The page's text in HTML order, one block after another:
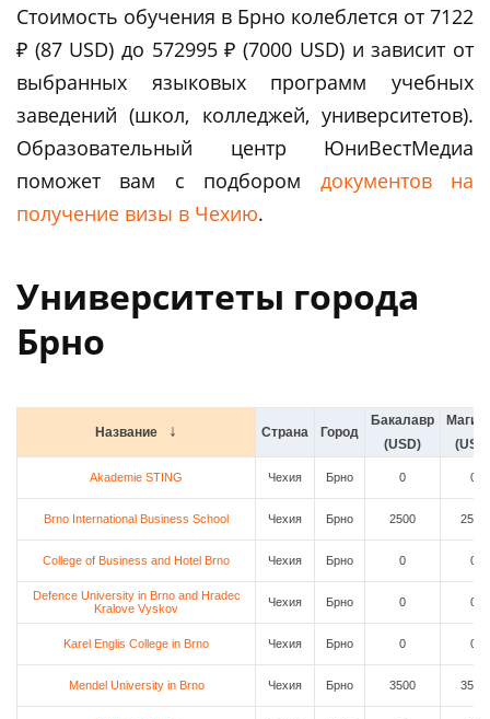
Стоимость обучения в Брно колеблется от 7122
₽ (87 USD) до 572995 ₽ (7000 USD) и зависит от
выбранных языковых программ учебных
заведений (школ, колледжей, университетов).
Образовательный центр ЮниВестМедиа
поможет вам c подбором документов на
получение визы в Чехию.
Университеты города
Брно
Название Страна Город
Бакалавр
(USD)
Akademie STING Чехия Брно 0 0
Brno International Business School Чехия Брно 2500 2500
College of Business and Hotel Brno Чехия Брно 0 0
Defence University in Brno and Hradec
Kralove Vyskov
Чехия Брно 0 0
Karel Englis College in Brno Чехия Брно 0 0
Mendel University in Brno Чехия Брно 3500 3500